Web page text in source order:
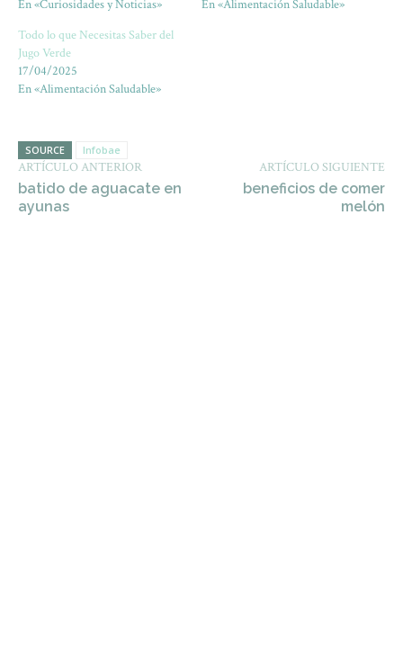
En «Curiosidades y Noticias»
En «Alimentación Saludable»
Todo lo que Necesitas Saber del
Jugo Verde
17/04/2025
En «Alimentación Saludable»
SOURCE Infobae
ARTÍCULO ANTERIOR
batido de aguacate en
ayunas
ARTÍCULO SIGUIENTE
beneficios de comer
melón